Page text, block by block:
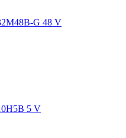
G 48 V
5 V